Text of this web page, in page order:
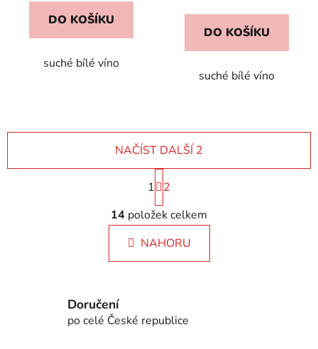
DO KOŠÍKU
suché bílé víno
DO KOŠÍKU
suché bílé víno
O
v
l
á
d
p
NAČÍST DALŠÍ 2
S
t
r
á
n
k
1
2
14 položek celkem
NAHORU
Doručení
po celé České republice